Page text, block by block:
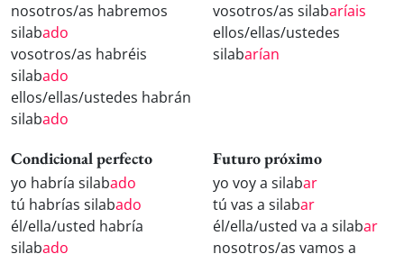
nosotros/as habremos
silabado
vosotros/as habréis
silabado
ellos/ellas/ustedes habrán
silabado
vosotros/as silabaríais
ellos/ellas/ustedes
silabarían
Condicional perfecto
yo habría silabado
tú habrías silabado
él/ella/usted habría
silabado
Futuro próximo
yo voy a silabar
tú vas a silabar
él/ella/usted va a silabar
nosotros/as vamos a